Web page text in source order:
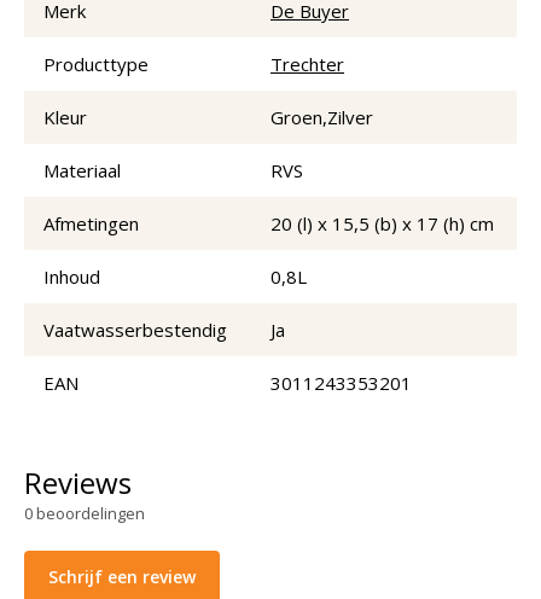
Merk De Buyer
Producttype Trechter
Kleur Groen,Zilver
Materiaal RVS
Afmetingen 20 (l) x 15,5 (b) x 17 (h) cm
Inhoud 0,8L
Vaatwasserbestendig Ja
EAN 3011243353201
Reviews
0beoordelingen
Schrijf een review